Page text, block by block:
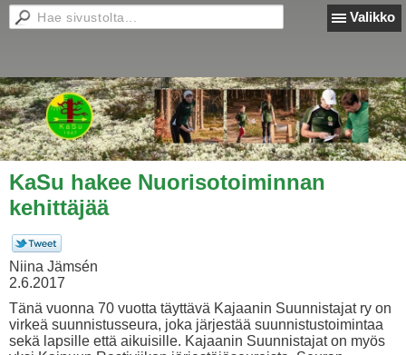
Valikko
KaSu hakee Nuorisotoiminnan
kehittäjää
Niina Jämsén
2.6.2017
Tänä vuonna 70 vuotta täyttävä Kajaanin Suunnistajat ry on
virkeä suunnistusseura, joka järjestää suunnistustoimintaa
sekä lapsille että aikuisille. Kajaanin Suunnistajat on myös